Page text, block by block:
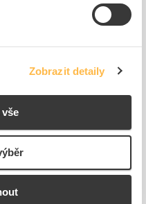
Zobrazit detaily
materiál:FeZn
Kód ELFETEX 10.046.505
293,43 Kč/ks